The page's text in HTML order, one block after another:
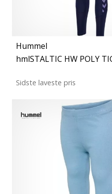
Hummel
Sidste laveste pris
XS